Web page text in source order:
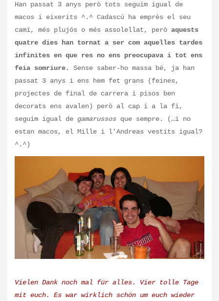
Han passat 3 anys però tots seguim igual de
macos i eixerits ^.^ Cadascú ha emprès el seu
camí, més plujós o més assolellat, però aquests
quatre dies han tornat a ser com aquelles tardes
infinites en que res no ens preocupava i tot ens
feia somriure. Sense saber-ho massa bé, ja han
passat 3 anys i ens hem fet grans (feines,
projectes de final de carrera i pisos ben
decorats ens avalen) però al cap i a la fi,
seguim igual de gamarussos que sempre. (…i no
estan macos, el Mille i l’Andreas vestits igual?
^.^)
Vielen Dank noch mal für alles. Vier tolle Tage
mit euch. Es war wirklich schön um euch wieder